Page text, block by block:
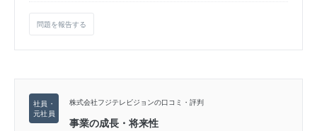
問題を報告する
株式会社フジテレビジョンの口コミ・評判
事業の成長・将来性